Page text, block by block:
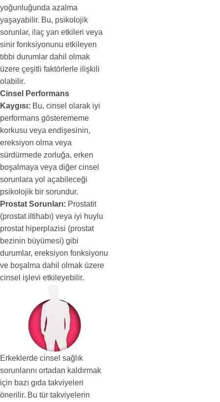
yoğunluğunda azalma
yaşayabilir. Bu, psikolojik
sorunlar, ilaç yan etkileri veya
sinir fonksiyonunu etkileyen
tıbbi durumlar dahil olmak
üzere çeşitli faktörlerle ilişkili
olabilir.
Cinsel Performans
Kaygısı: Bu, cinsel olarak iyi
performans gösterememe
korkusu veya endişesinin,
ereksiyon olma veya
sürdürmede zorluğa, erken
boşalmaya veya diğer cinsel
sorunlara yol açabileceği
psikolojik bir sorundur.
Prostat Sorunları: Prostatit
(prostat iltihabı) veya iyi huylu
prostat hiperplazisi (prostat
bezinin büyümesi) gibi
durumlar, ereksiyon fonksiyonu
ve boşalma dahil olmak üzere
cinsel işlevi etkileyebilir.
Erkeklerde cinsel sağlık
sorunlarını ortadan kaldırmak
için bazı gıda takviyeleri
önerilir. Bu tür takviyelerin